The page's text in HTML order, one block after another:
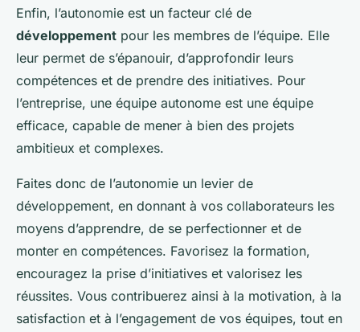
Enfin, l’autonomie est un facteur clé de
développement pour les membres de l’équipe. Elle
leur permet de s’épanouir, d’approfondir leurs
compétences et de prendre des initiatives. Pour
l’entreprise, une équipe autonome est une équipe
efficace, capable de mener à bien des projets
ambitieux et complexes.
Faites donc de l’autonomie un levier de
développement, en donnant à vos collaborateurs les
moyens d’apprendre, de se perfectionner et de
monter en compétences. Favorisez la formation,
encouragez la prise d’initiatives et valorisez les
réussites. Vous contribuerez ainsi à la motivation, à la
satisfaction et à l’engagement de vos équipes, tout en